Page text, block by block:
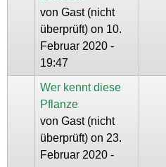
von Gast (nicht
überprüft) on 10.
Februar 2020 -
19:47
Wer kennt diese
Pflanze
von Gast (nicht
überprüft) on 23.
Februar 2020 -